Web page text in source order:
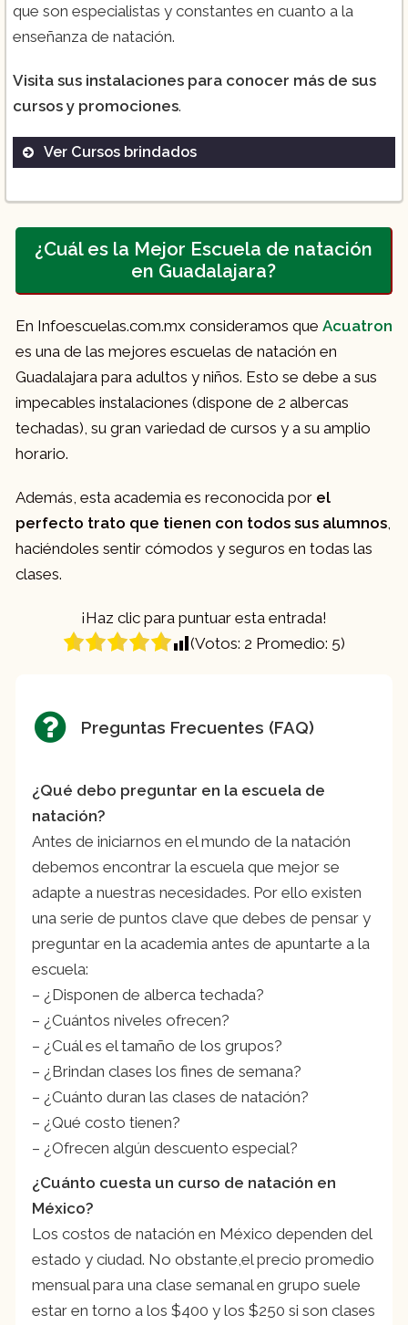
que son especialistas y constantes en cuanto a la
enseñanza de natación.
Visita sus instalaciones para conocer más de sus
cursos y promociones.
Ver Cursos brindados
¿Cuál es la Mejor Escuela de natación
en Guadalajara?
En Infoescuelas.com.mx consideramos que Acuatron
es una de las mejores escuelas de natación en
Guadalajara para adultos y niños. Esto se debe a sus
impecables instalaciones (dispone de 2 albercas
techadas), su gran variedad de cursos y a su amplio
horario.
Además, esta academia es reconocida por el
perfecto trato que tienen con todos sus alumnos,
haciéndoles sentir cómodos y seguros en todas las
clases.
¡Haz clic para puntuar esta entrada!
(Votos: 2 Promedio: 5)
Preguntas Frecuentes (FAQ)
¿Qué debo preguntar en la escuela de
natación?
Antes de iniciarnos en el mundo de la natación
debemos encontrar la escuela que mejor se
adapte a nuestras necesidades. Por ello existen
una serie de puntos clave que debes de pensar y
preguntar en la academia antes de apuntarte a la
escuela:
– ¿Disponen de alberca techada?
– ¿Cuántos niveles ofrecen?
– ¿Cuál es el tamaño de los grupos?
– ¿Brindan clases los fines de semana?
– ¿Cuánto duran las clases de natación?
– ¿Qué costo tienen?
– ¿Ofrecen algún descuento especial?
¿Cuánto cuesta un curso de natación en
México?
Los costos de natación en México dependen del
estado y ciudad. No obstante,el precio promedio
mensual para una clase semanal en grupo suele
estar en torno a los $400 y los $250 si son clases